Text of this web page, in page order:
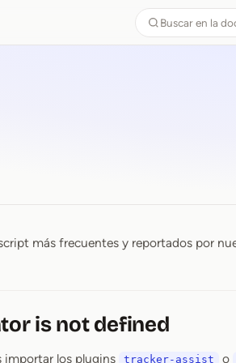
Buscar en la
más frecuentes y reportados por
is not defined
importar los plugins tracker-assist o